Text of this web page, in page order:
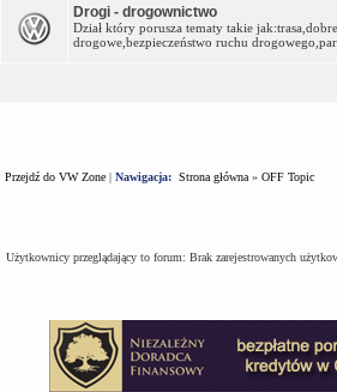
Drogi - drogownictwo
Dział który porusza tematy takie
drogowe,bezpieczeństwo ruchu
Przejdź do VW Zone | Nawigacja: Strona główna » OFF Topic
Użytkownicy przeglądający to forum: Brak zarejestrowanych